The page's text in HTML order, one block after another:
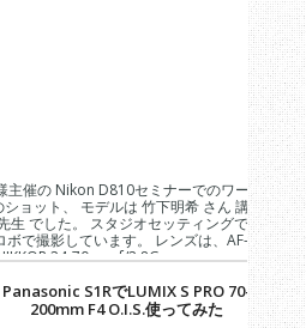
主催の Nikon D810セミナーでのワー
ョット、 モデルは 竹下明希 さん 講
生 でした。 スタジオセッティングで
ボで撮影しています。 レンズは、AF-
24-70mm f/2.8G...
Panasonic S1RでLUMIX S PRO 70-
200mm F4 O.I.S.使ってみた